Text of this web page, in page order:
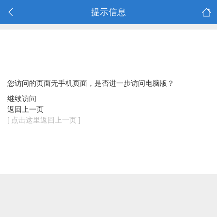
提示信息
您访问的页面无手机页面，是否进一步访问电脑版？
继续访问
返回上一页
[ 点击这里返回上一页 ]